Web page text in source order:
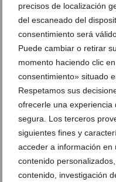
precisos de localización
del escaneado del
consentimiento será
Puede cambiar o retirar
momento haciendo clic
consentimiento» situado
Respetamos sus
ofrecerle una
segura. Los terceros
siguientes fines y
acceder a información en
contenido
contenido, investigación
Clasificado en: Cultura,
Carles Arbat ,
Petorro,Luana Bovet,Paco
ARTÍCULOS